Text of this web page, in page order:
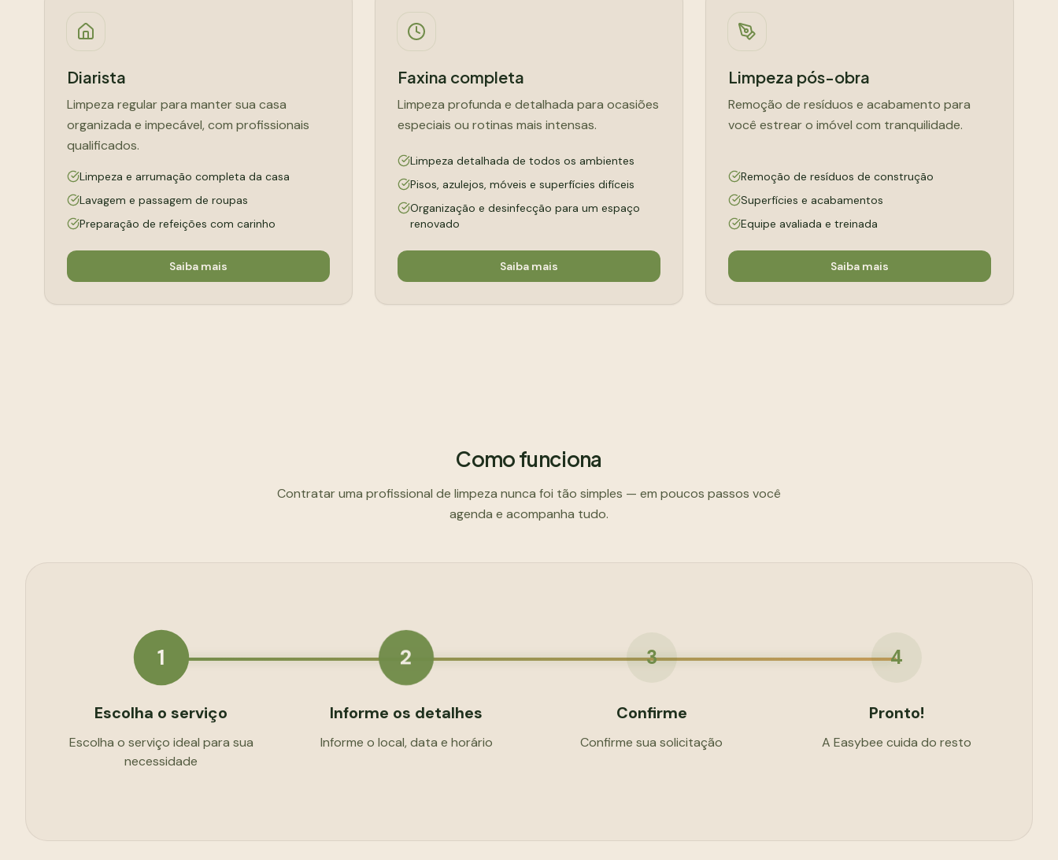
Diarista
Limpeza regular para manter sua casa
organizada e impecável, com profissionais
qualificados.
Limpeza e arrumação completa da casa
Lavagem e passagem de roupas
Preparação de refeições com carinho
Saiba mais
Faxina completa
Limpeza profunda e detalhada para ocasiões
especiais ou rotinas mais intensas.
Limpeza detalhada de todos os ambientes
Pisos, azulejos, móveis e superfícies difíceis
Organização e desinfecção para um espaço
renovado
Saiba mais
Limpeza pós-obra
Remoção de resíduos e acabamento para
você estrear o imóvel com tranquilidade.
Remoção de resíduos de construção
Superfícies e acabamentos
Equipe avaliada e treinada
Saiba mais
Como funciona
Contratar uma profissional de limpeza nunca foi tão simples — em poucos passos você
agenda e acompanha tudo.
1
Escolha o serviço
Escolha o serviço ideal para sua
necessidade
2
Informe os detalhes
Informe o local, data e horário
3
Confirme
Confirme sua solicitação
4
Pronto!
A Easybee cuida do resto